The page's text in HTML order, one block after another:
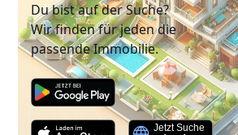
Du bist auf der Suche?
Wir finden für jeden die
passende Immobilie.